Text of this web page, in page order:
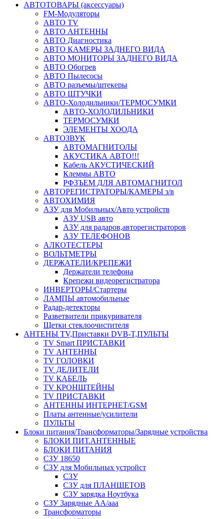
АВТОТОВАРЫ (аксессуары)
FM-Модуляторы
АВТО TV
АВТО АНТЕННЫ
АВТО Диагностика
АВТО КАМЕРЫ ЗАДНЕГО ВИДА
АВТО МОНИТОРЫ ЗАДНЕГО ВИДА
АВТО Обогрев
АВТО Пылесосы
АВТО разъемы/штекеры
АВТО ШТУЧКИ
АВТО-Холодильники/ТЕРМОСУМКИ
АВТО-ХОЛОДИЛЬНИКИ
ТЕРМОСУМКИ
ЭЛЕМЕНТЫ ХООДА
АВТОЗВУК
АВТОМАГНИТОЛЫ
АКУСТИКА АВТО!!!
Кабель АКУСТИЧЕСКИЙ
Клеммы АВТО
РФЗЪЕМ ДЛЯ АВТОМАГНИТОЛ
АВТОРЕГИСТРАТОРЫ/КАМЕРЫ з/в
АВТОХИМИЯ
АЗУ для Мобильных/Авто устройств
АЗУ USB авто
АЗУ для радаров,авторегистраторов
АЗУ ТЕЛЕФОНОВ
АЛКОТЕСТЕРЫ
ВОЛЬТМЕТРЫ
ДЕРЖАТЕЛИ/КРЕПЕЖИ
Держатели телефона
Крепежи видеорегистратора
ИНВЕРТОРЫ/Стартеры
ЛАМПЫ автомобильные
Радар-детекторы
Разветвители прикуривателя
Щетки стеклоочистителя
АНТЕНЫ ТV,Приставки DVB-T,ПУЛЬТЫ
TV Smart ПРИСТАВКИ
TV АНТЕННЫ
TV ГОЛОВКИ
TV ДЕЛИТЕЛИ
TV КАБЕЛЬ
TV КРОНШТЕЙНЫ
TV ПРИСТАВКИ
АНТЕННЫ ИНТЕРНЕТ/GSM
Платы антенные/усилители
ПУЛЬТЫ
Блоки питания/Трансформаторы/Зарядные устройства
БЛОКИ ПИТ.АНТЕННЫЕ
БЛОКИ ПИТАНИЯ
СЗУ 18650
СЗУ для Мобильных устройст
СЗУ
СЗУ для ПЛАНШЕТОВ
СЗУ зарядка Ноутбука
СЗУ Зарядные АА/ааа
Трансформаторы